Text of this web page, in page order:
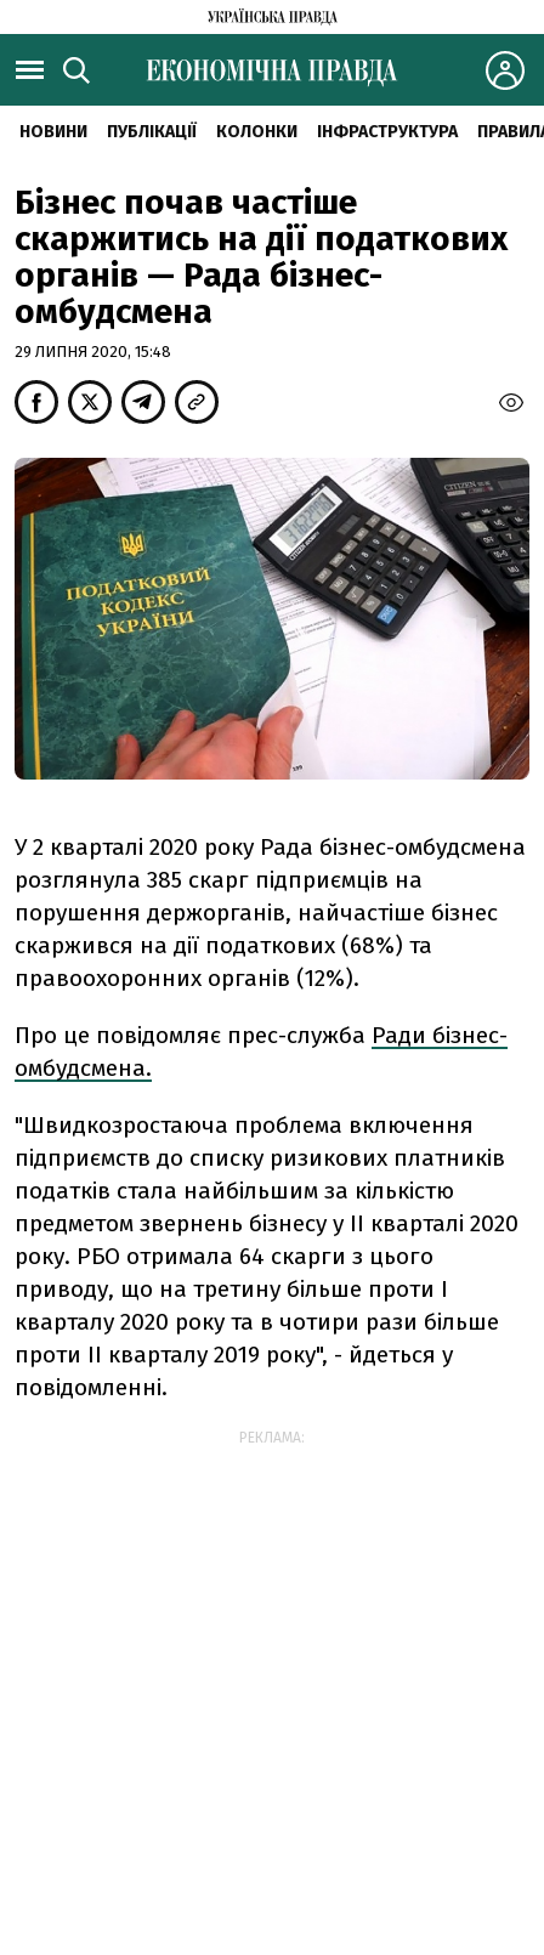
НОВИНИ ПУБЛІКАЦІЇ КОЛОНКИ ІНФРАСТРУКТУРА
Бізнес почав частіше
скаржитись на дії податкових
органів — Рада бізнес-
омбудсмена
29 ЛИПНЯ 2020, 15:48
У 2 кварталі 2020 року Рада бізнес-омбудсмена
розглянула 385 скарг підприємців на
порушення держорганів, найчастіше бізнес
скаржився на дії податкових (68%) та
правоохоронних органів (12%).
Про це повідомляє прес-служба Ради бізнес-
омбудсмена.
"Швидкозростаюча проблема включення
підприємств до списку ризикових платників
податків стала найбільшим за кількістю
предметом звернень бізнесу у ІІ кварталі 2020
року. РБО отримала 64 скарги з цього
приводу, що на третину більше проти I
кварталу 2020 року та в чотири рази більше
проти II кварталу 2019 року", - йдеться у
повідомленні.
РЕКЛАМА: